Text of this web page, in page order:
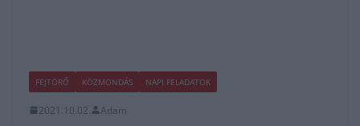
FEJTÖRŐ KÖZMONDÁS NAPI FELADATOK
2021.10.02. Adam